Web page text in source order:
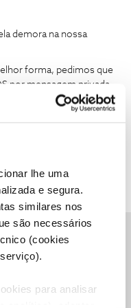
lhe uma
e segura.
similares nos
são necessários
(cookies
para analisar
demora na nossa
forma, pedimos que
por mensagem privada,
dados em público pois,
relevante. Marque
melhores comentários.